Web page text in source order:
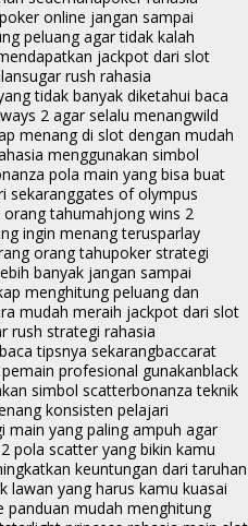
online jangan sampai
peluang agar tidak kalah
jackpot dari slot
sugar rush rahasia
tidak banyak diketahui baca
2 agar selalu menangwild
menang di slot dengan mudah
menggunakan simbol
pola main yang bisa buat
sekaranggates of olympus
tahumahjong wins 2
ingin menang terusparlay
orang tahupoker strategi
banyak jangan sampai
menghitung peluang dan
mudah meraih jackpot dari slot
rush strategi rahasia
tipsnya sekarangbaccarat
profesional gunakanblack
simbol scatterbonanza teknik
konsisten pelajari
yang paling ampuh agar
pola scatter yang bikin kamu
keuntungan dari taruhan
lawan yang harus kamu kuasai
panduan mudah menghitung